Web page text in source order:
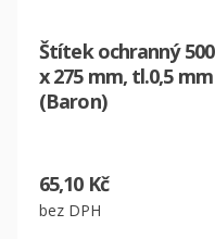
Štítek ochranný 500
x 275 mm, tl.0,5 mm
(Baron)
65,10 Kč
bez DPH